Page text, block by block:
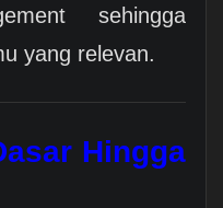
sehingga
yang relevan.
Hingga